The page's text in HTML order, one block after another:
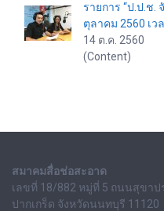
รายการ “ป.ป.ช.
ตุลาคม 2560 เว
14 ต.ค. 2560
(Content)
สมาคมสื่อช่อสะอาด
เลขที่ 18/882 หมู่ที่ 5 ถนนสุขาป
ปากเกร็ด จังหวัดนนทบุรี 11120